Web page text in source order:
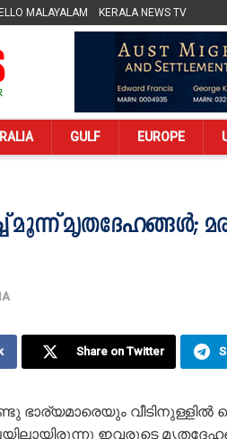
MALAYALAM KERALA NEWS TV
GULF EUROPE
മൃതദേഹങ്ങള്‍;
Share on Twitter
വീടിനുള്ളില്‍
ഇവരുടെ